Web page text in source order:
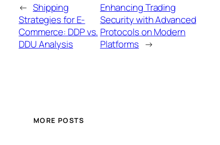
← Shipping
Strategies for E-
Commerce: DDP vs.
DDU Analysis
Enhancing Trading
Security with Advanced
Protocols on Modern
Platforms →
MORE POSTS